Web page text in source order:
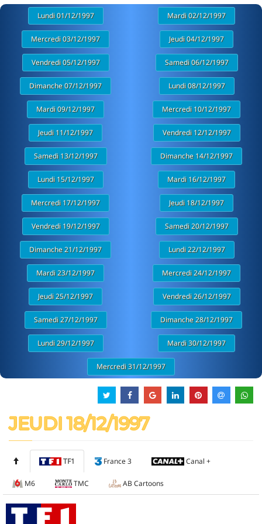
Lundi 01/12/1997 Mardi 02/12/1997
Mercredi 03/12/1997 Jeudi 04/12/1997
Vendredi 05/12/1997 Samedi 06/12/1997
Dimanche 07/12/1997 Lundi 08/12/1997
Mardi 09/12/1997 Mercredi 10/12/1997
Jeudi 11/12/1997 Vendredi 12/12/1997
Samedi 13/12/1997 Dimanche 14/12/1997
Lundi 15/12/1997 Mardi 16/12/1997
Mercredi 17/12/1997 Jeudi 18/12/1997
Vendredi 19/12/1997 Samedi 20/12/1997
Dimanche 21/12/1997 Lundi 22/12/1997
Mardi 23/12/1997 Mercredi 24/12/1997
Jeudi 25/12/1997 Vendredi 26/12/1997
Samedi 27/12/1997 Dimanche 28/12/1997
Lundi 29/12/1997 Mardi 30/12/1997
Mercredi 31/12/1997
JEUDI 18/12/1997
TF1 France 3 Canal +
M6 TMC AB Cartoons